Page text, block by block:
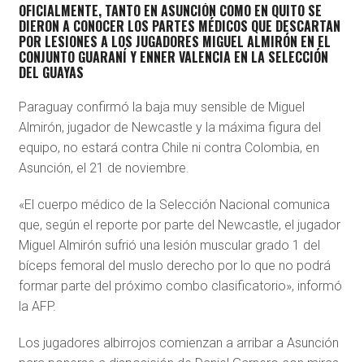
OFICIALMENTE, TANTO EN ASUNCIÓN COMO EN QUITO SE
DIERON A CONOCER LOS PARTES MÉDICOS QUE DESCARTAN
POR LESIONES A LOS JUGADORES MIGUEL ALMIRÓN EN EL
CONJUNTO GUARANÍ Y ENNER VALENCIA EN LA SELECCIÓN
DEL GUAYAS
Paraguay confirmó la baja muy sensible de Miguel
Almirón, jugador de Newcastle y la máxima figura del
equipo, no estará contra Chile ni contra Colombia, en
Asunción, el 21 de noviembre.
«El cuerpo médico de la Selección Nacional comunica
que, según el reporte por parte del Newcastle, el jugador
Miguel Almirón sufrió una lesión muscular grado 1 del
bíceps femoral del muslo derecho por lo que no podrá
formar parte del próximo combo clasificatorio», informó
la AFP.
Los jugadores albirrojos comienzan a arribar a Asunción